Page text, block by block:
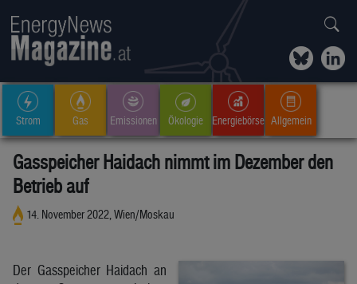
Strom Gas Emissionen Ökologie Energiebörse Allgemein
Gasspeicher Haidach nimmt im Dezember den
Betrieb auf
14. November 2022, Wien/Moskau
Der Gasspeicher Haidach an